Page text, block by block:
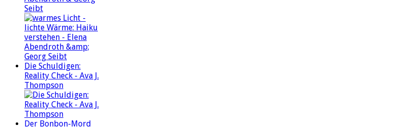
Seibt
Die Schuldigen:
Reality Check - Ava J.
Thompson
Der Bonbon-Mord